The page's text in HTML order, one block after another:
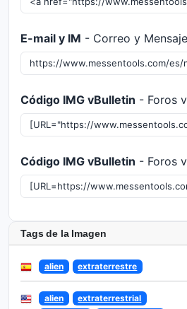
E-mail y IM - Correo y
Código IMG vBulletin - Foros
Código IMG vBulletin - Foros
Tags de la Imagen
alien extraterrestre
alien
extraterrestrial